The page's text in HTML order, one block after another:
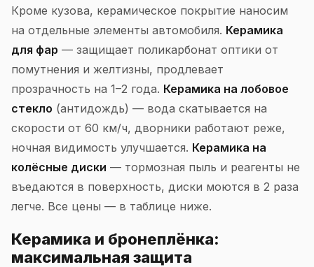
Кроме кузова, керамическое покрытие наносим
на отдельные элементы автомобиля. Керамика
для фар — защищает поликарбонат оптики от
помутнения и желтизны, продлевает
прозрачность на 1–2 года. Керамика на лобовое
стекло (антидождь) — вода скатывается на
скорости от 60 км/ч, дворники работают реже,
ночная видимость улучшается. Керамика на
колёсные диски — тормозная пыль и реагенты не
въедаются в поверхность, диски моются в 2 раза
легче. Все цены — в таблице ниже.
Керамика и бронеплёнка:
максимальная защита